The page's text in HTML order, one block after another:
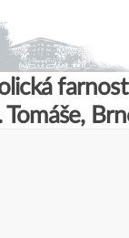
Tomáše,